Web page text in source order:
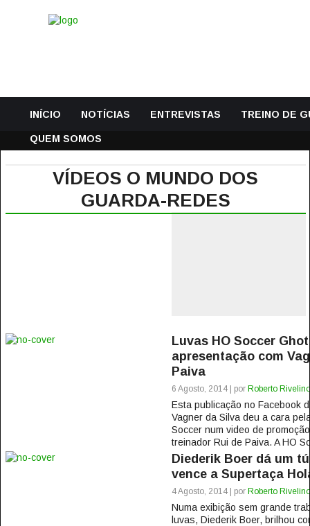
INÍCIO NOTÍCIAS ENTREVISTAS TREINO DE
QUEM SOMOS
VÍDEOS O MUNDO DOS
GUARDA-REDES
Luvas HO Soccer
apresentação com
Paiva
6 Agosto, 2014 | por Roberto Rivelino
Esta publicação no Facebook
Vagner da Silva deu a cara
Soccer num video de
treinador Rui de Paiva. A HO
Diederik Boer dá um
vence a Supertaça
4 Agosto, 2014 | por Roberto Rivelino
Numa exibição sem grande
luvas, Diederik Boer, brilhou